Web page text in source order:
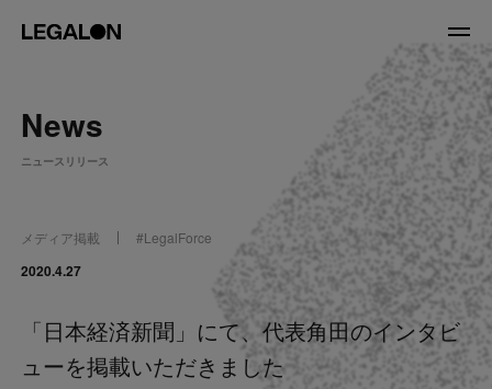
About
役員紹介
Service
News
News
ニュースリリース
メディア掲載 #LegalForce
2020.4.27
「日本経済新聞」にて、代表角田のインタビ
ューを掲載いただきました